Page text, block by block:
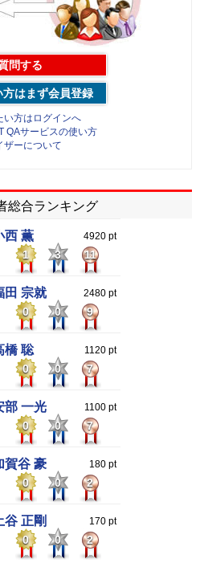
問する
方はまず会員登録
い方はログインへ
QAサービスの使い方
ザーについて
総合ランキング
西 薫 4920 pt
1 3 11
田 宗就 2480 pt
0 0 9
橋 聡 1120 pt
0 0 7
部 一光 1100 pt
0 0 7
賀谷 豪 180 pt
0 0 2
谷 正剛 170 pt
0 0 2